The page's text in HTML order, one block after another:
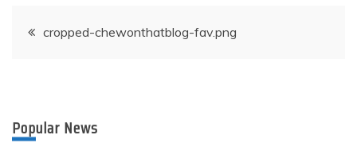
Postcropped-chewonthatblog-fav.png
Popular News